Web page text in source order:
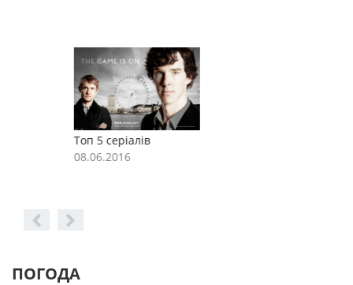
Топ 5 серіалів
08.06.2016
ПОГОДА